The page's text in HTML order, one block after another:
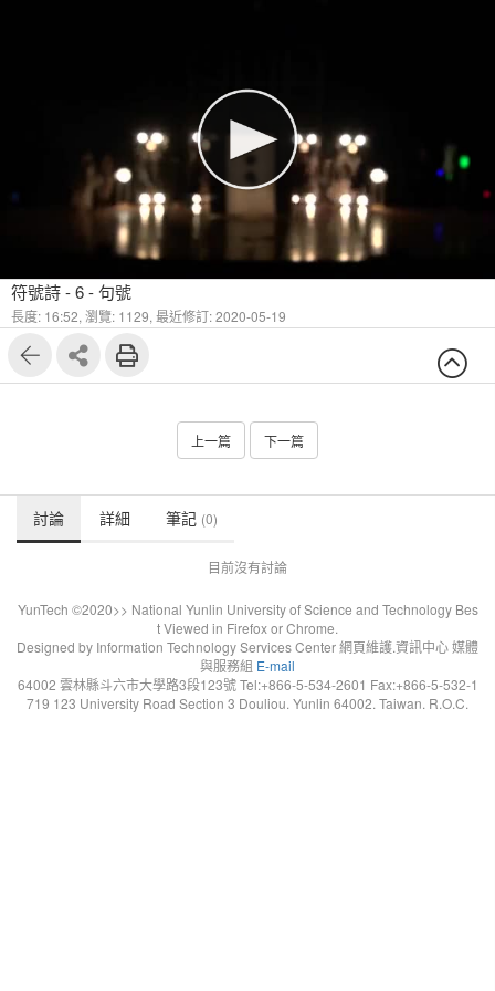
符號詩 - 6 - 句號
長度: 16:52, 瀏覽: 1129, 最近修訂: 2020-05-19
上一篇 下一篇
討論 詳細 筆記 (0)
目前沒有討論
YunTech ©2020>> National Yunlin University of Science and Technology Bes
t Viewed in Firefox or Chrome.
Designed by Information Technology Services Center 網頁維護.資訊中心 媒體
與服務組 E-mail
64002 雲林縣斗六市大學路3段123號 Tel:+866-5-534-2601 Fax:+866-5-532-1
719 123 University Road Section 3 Douliou. Yunlin 64002. Taiwan. R.O.C.